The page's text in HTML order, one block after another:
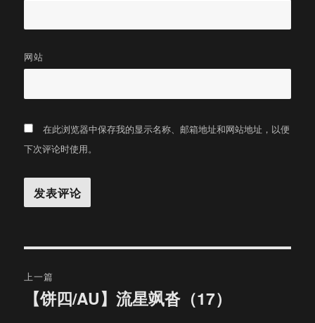
网站
在此浏览器中保存我的显示名称、邮箱地址和网站地址，以便
下次评论时使用。
章
上一篇
【饼四/AU】流星飒沓（17）